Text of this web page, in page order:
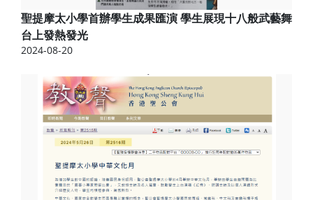
聖提摩太小學首辦學生成果匯演 學生展現十八般武藝舞
台上發熱發光
2024-08-20